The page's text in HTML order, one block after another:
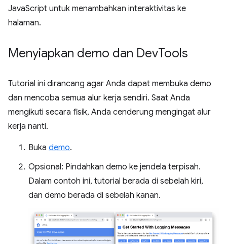
JavaScript untuk menambahkan interaktivitas ke
halaman.
Menyiapkan demo dan DevTools
Tutorial ini dirancang agar Anda dapat membuka demo
dan mencoba semua alur kerja sendiri. Saat Anda
mengikuti secara fisik, Anda cenderung mengingat alur
kerja nanti.
Buka demo.
Opsional: Pindahkan demo ke jendela terpisah.
Dalam contoh ini, tutorial berada di sebelah kiri,
dan demo berada di sebelah kanan.